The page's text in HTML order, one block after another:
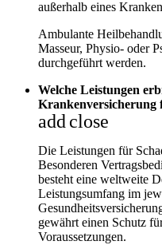
außerhalb eines
Ambulante
Masseur, Physio- oder
durchgeführt werden.
Welche Leistungen
Krankenversicherung
addclose
Die Leistungen für
Besonderen
besteht eine weltweite
Leistungsumfang im
gewährt einen Schutz
Voraussetzungen.